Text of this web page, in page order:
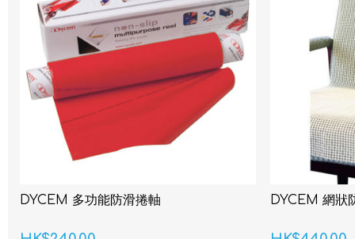
DYCEM 多功能防滑捲軸 DYCEM 網狀